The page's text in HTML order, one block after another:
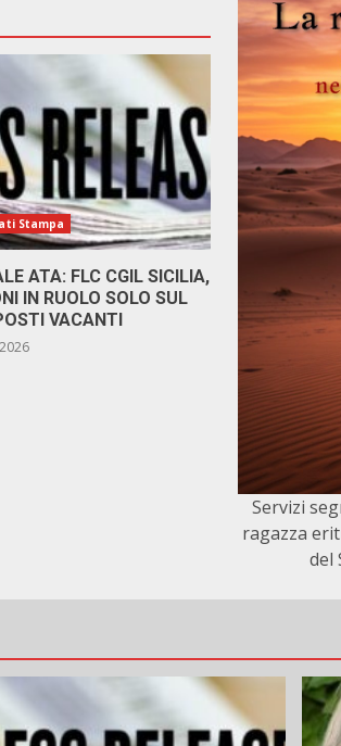
Stampa
ATA: FLC CGIL SICILIA,
IN RUOLO SOLO SUL
VACANTI
Servizi
ragazza
del